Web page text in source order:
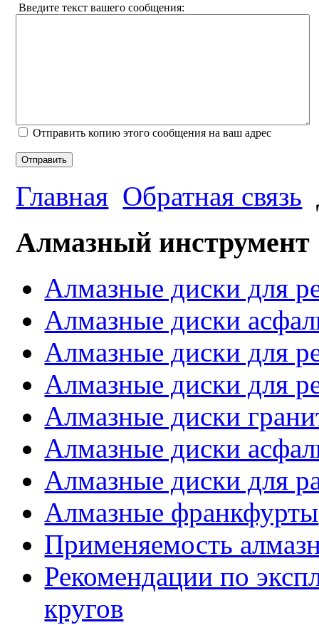
Введите текст вашего сообщения:
Отправить копию этого сообщения на ваш адрес
Отправить
Главная Обратная связь
Алмазный инструмент
Алмазные диски для
Алмазные диски
Алмазные диски для
Алмазные диски для
Алмазные диски
Алмазные диски
Алмазные диски для
Алмазные франкфурты
Применяемость
Рекомендации по
кругов